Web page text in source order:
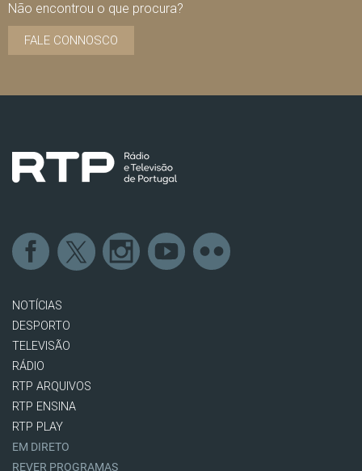
Não encontrou o que procura?
FALE CONNOSCO
NOTÍCIAS
DESPORTO
TELEVISÃO
RÁDIO
RTP ARQUIVOS
RTP ENSINA
RTP PLAY
EM DIRETO
REVER PROGRAMAS